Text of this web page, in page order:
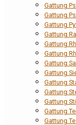
Gattung
Gattung
Gattung
Gattung
Gattung
Gattung
Gattung
Gattung
Gattung
Gattung
Gattung
Gattung
Gattung